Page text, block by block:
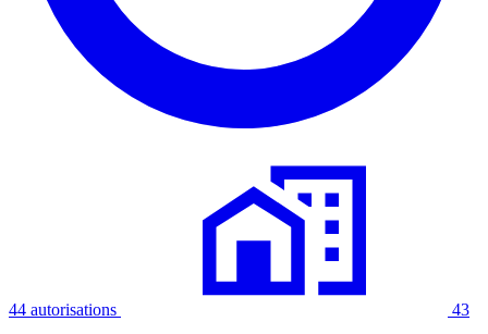
44 autorisations 43